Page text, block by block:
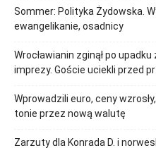
Sommer: Polityka Żydowska.
ewangelikanie, osadnicy
Wrocławianin zginął po
imprezy. Goście uciekli przed
Wprowadzili euro, ceny
tonie przez nową walutę
Zarzuty dla Konrada D. i